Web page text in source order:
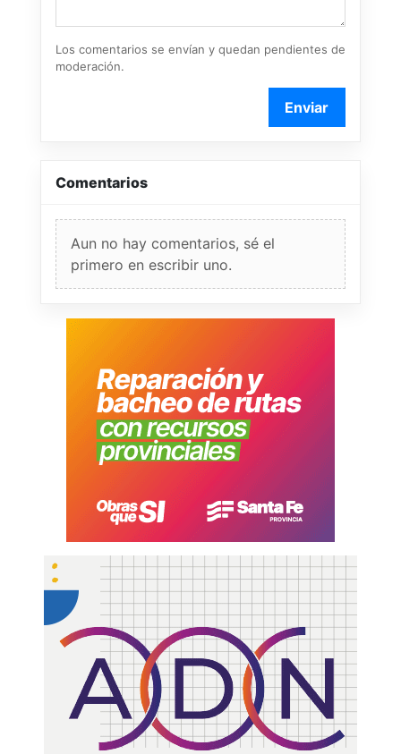
Los comentarios se envían y quedan pendientes de
moderación.
Enviar
Comentarios
Aun no hay comentarios, sé el
primero en escribir uno.